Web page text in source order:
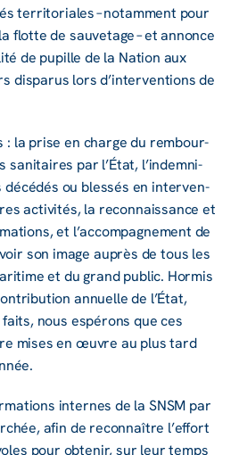
terri­to­riales – notam­ment pour
flotte de sauve­tage – et annonce
de pupille de la Nation aux
dispa­rus lors d’in­ter­ven­tions de
: la prise en charge du rembour­
sani­taires par l’État, l’in­dem­ni­
décé­dés ou bles­sés en inter­ven­
acti­vi­tés, la recon­nais­sance et
et l’ac­com­pa­gne­ment de
son image auprès de tous les
et du grand public. Hormis
annuelle de l’État,
nous espé­rons que ces
mises en œuvre au plus tard
internes de la SNSM par
afin de recon­naître l’ef­fort
pour obte­nir, sur leur temps